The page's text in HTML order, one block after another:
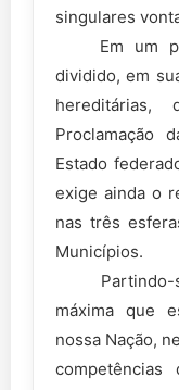
singulares
Em um
dividido, em
hereditárias,
Proclamação
Estado
exige ainda o
nas três
Municípios.
Partindo-
máxima que
nossa Nação,